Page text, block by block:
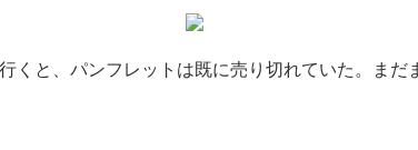
くと、パンフレットは既に売り切れていた。まだ